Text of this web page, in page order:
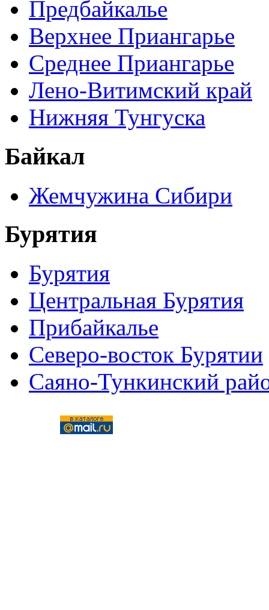
Предбайкалье
Верхнее Приангарье
Среднее Приангарье
Лено-Витимский край
Нижняя Тунгуска
Байкал
Жемчужина Сибири
Бурятия
Бурятия
Центральная Бурятия
Прибайкалье
Северо-восток Бурятии
Саяно-Тункинский